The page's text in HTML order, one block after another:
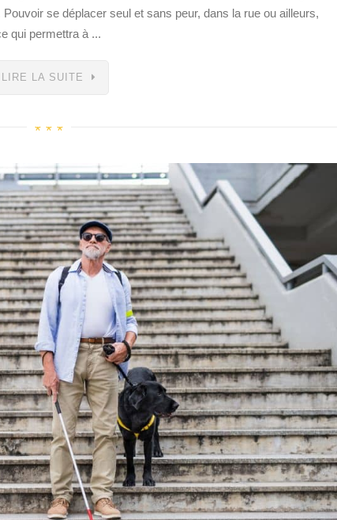
se déplacer seul et sans peur, dans la rue ou ailleurs,
qui permettra à ...
LIRE LA SUITE